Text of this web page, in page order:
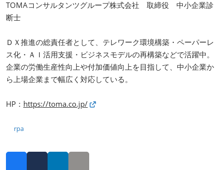
TOMAコンサルタンツグループ株式会社 取締役 中小企業診
断士
ＤＸ推進の総責任者として、テレワーク環境構築・ペーパーレ
ス化・ＡＩ活用支援・ビジネスモデルの再構築などで活躍中。
企業の労働生産性向上や付加価値向上を目指して、中小企業か
ら上場企業まで幅広く対応している。
HP： https://toma.co.jp/
rpa